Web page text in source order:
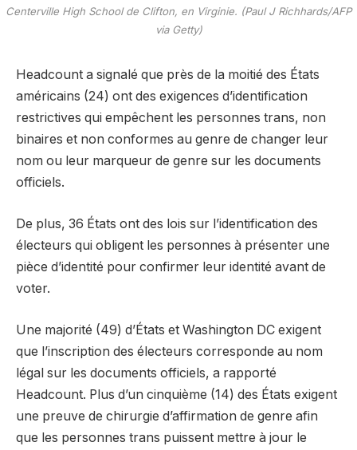
Centerville High School de Clifton, en Virginie. (Paul J Richhards/AFP
via Getty)
Headcount a signalé que près de la moitié des États
américains (24) ont des exigences d’identification
restrictives qui empêchent les personnes trans, non
binaires et non conformes au genre de changer leur
nom ou leur marqueur de genre sur les documents
officiels.
De plus, 36 États ont des lois sur l’identification des
électeurs qui obligent les personnes à présenter une
pièce d’identité pour confirmer leur identité avant de
voter.
Une majorité (49) d’États et Washington DC exigent
que l’inscription des électeurs corresponde au nom
légal sur les documents officiels, a rapporté
Headcount. Plus d’un cinquième (14) des États exigent
une preuve de chirurgie d’affirmation de genre afin
que les personnes trans puissent mettre à jour le